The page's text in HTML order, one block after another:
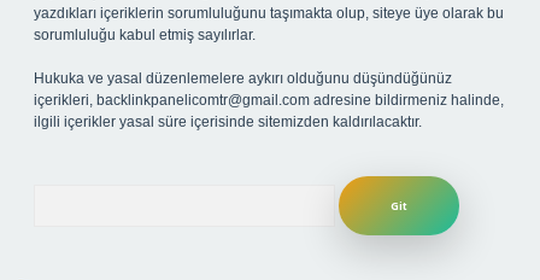
yazdıkları içeriklerin sorumluluğunu taşımakta olup, siteye üye olarak bu
sorumluluğu kabul etmiş sayılırlar.
Hukuka ve yasal düzenlemelere aykırı olduğunu düşündüğünüz
içerikleri, backlinkpanelicomtr@gmail.com adresine bildirmeniz halinde,
ilgili içerikler yasal süre içerisinde sitemizden kaldırılacaktır.